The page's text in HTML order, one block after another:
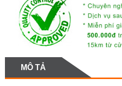
MÔ TẢ